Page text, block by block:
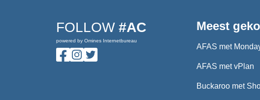
FOLLOW #AC
powered by Omines Internetbureau
Meest
AFAS met
AFAS met vPlan
Buckaroo met